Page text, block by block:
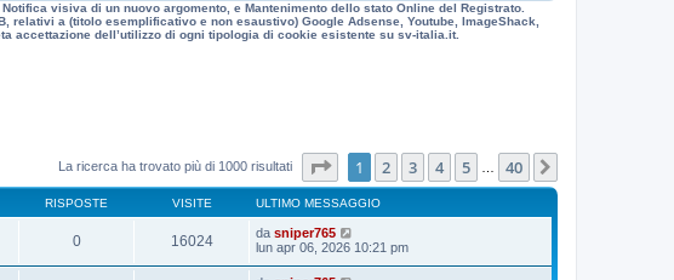
visiva di un nuovo argomento, e Mantenimento dello stato Online del Registrato.
a (titolo esemplificativo e non esaustivo) Google Adsense, Youtube, ImageShack,
accettazione dell’utilizzo di ogni tipologia di cookie esistente su sv-italia.it.
La ricerca ha trovato più di 1000 risultati Pagina1 di
1 2 3 4 5 40
RISPOSTE VISITE ULTIMO MESSAGGIO
0 16024 da sniper765
lun apr 06, 2026 10:21 pm